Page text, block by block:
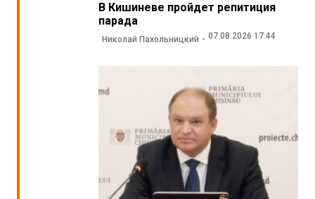
В Кишиневе пройдет репитиция
парада
Николай Пахольницкий 07.08.2026 17:44